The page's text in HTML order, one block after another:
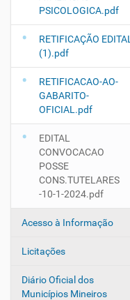
PSICOLOGICA.pdf
RETIFICAÇÃO EDITAL
(1).pdf
RETIFICACAO-AO-
GABARITO-
OFICIAL.pdf
EDITAL
CONVOCACAO
POSSE
CONS.TUTELARES
-10-1-2024.pdf
Acesso à Informação
Licitações
Diário Oficial dos
Municípios Mineiros